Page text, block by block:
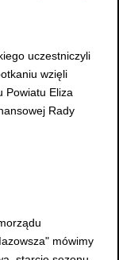
uczestniczyli
wzięli
Powiatu Eliza
Rady
mówimy